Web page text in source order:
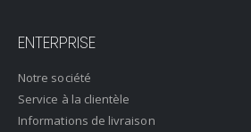
ENTERPRISE
Notre société
Service à la clientèle
Informations de livraison